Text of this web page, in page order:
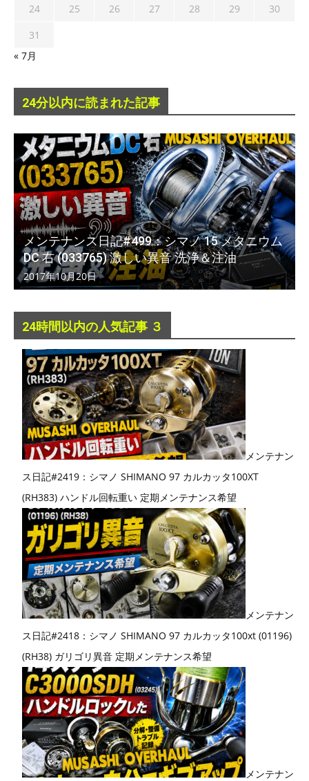
24 25 26 27 28 29
30
31
« 7月
24分以内に読まれた記事
メンテナンス日記#499：シマノ 15 メタニウム
DC 右 (033765) 激しい異音 洗浄＆注油
2017年10月20日
24時間以内の人気記事 ３
メンテナン
ス日記#2419：シマノ SHIMANO 97 カルカッタ100XT
(RH383) ハンドル回転重い 定期メンテナンス希望
メンテナン
ス日記#2418：シマノ SHIMANO 97 カルカッタ100xt (01196)
(RH38) ガリゴリ異音 定期メンテナンス希望
メンテナン